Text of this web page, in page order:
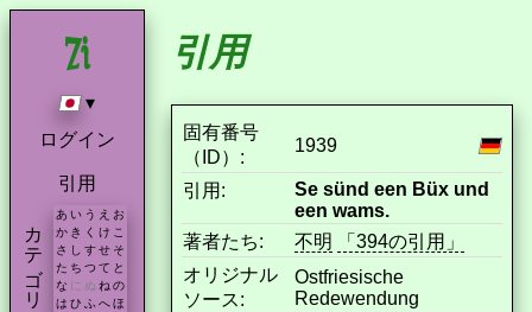
▾
ログイン
引用
カテゴリ あ い う え お
か き く け こ
さ し す せ そ
た ち つ て と
な に ぬ ね の
は ひ ふ へ ほ
引用
固有番号
（ID）:
1939
引用:
Se sünd een Büx und
een wams.
著者たち:
不明
「394の引用」
オリジナル
ソース:
Ostfriesische
Redewendung